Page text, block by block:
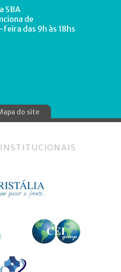
SBA
de
das 9h às 18hs
do site
INSTITUCIONAIS